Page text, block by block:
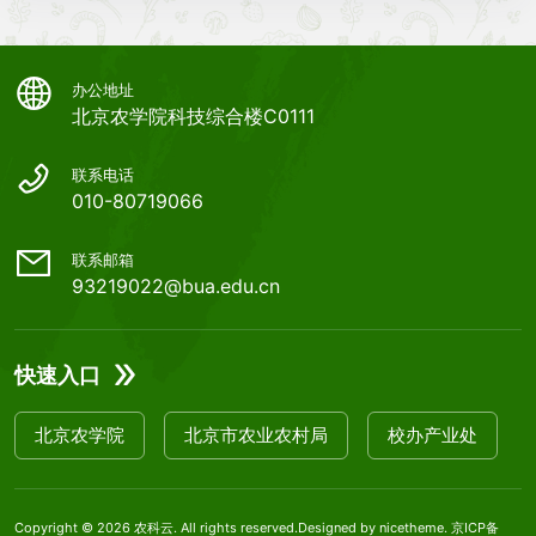
办公地址
北京农学院科技综合楼C0111
联系电话
010-80719066
联系邮箱
93219022@bua.edu.cn
快速入口
北京农学院 北京市农业农村局 校办产业处
Copyright © 2026 农科云. All rights reserved.Designed by nicetheme. 京ICP备